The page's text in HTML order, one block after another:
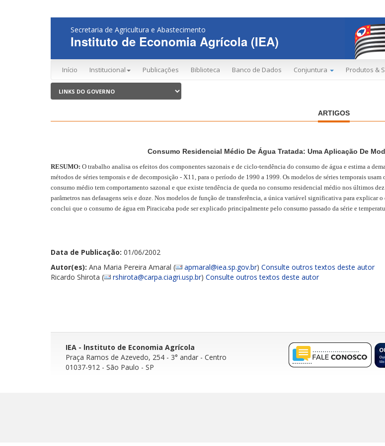
Secretaria de Agricultura e Abastecimento
Instituto de Economia Agrícola (IEA)
Início Institucional Publicações Biblioteca Banco de Dados Conjuntura Produtos &
ARTIGOS
Consumo Residencial Médio De Água Tratada: Uma Aplicação De
RESUMO: O trabalho analisa os efeitos dos componentes sazonais e de ciclo-tendência do consumo de água e estima a
métodos de séries temporais e de decomposição - X11, para o período de 1990 a 1999. Os modelos de séries temporais
consumo médio tem comportamento sazonal e que existe tendência de queda no consumo residencial médio nos últimos
parâmetros nas defasagens seis e doze. Nos modelos de função de transferência, a única variável significativa para explicar
conclui que o consumo de água em Piracicaba pode ser explicado principalmente pelo consumo passado da série e
Data de Publicação: 01/06/2002
Autor(es): Ana Maria Pereira Amaral ( apmaral@iea.sp.gov.br) Consulte outros textos deste autor
Ricardo Shirota (
rshirota@carpa.ciagri.usp.br) Consulte outros textos deste autor
IEA - lnstituto de Economia Agrícola
Praça Ramos de Azevedo, 254 - 3° andar - Centro
01037-912 - São Paulo - SP